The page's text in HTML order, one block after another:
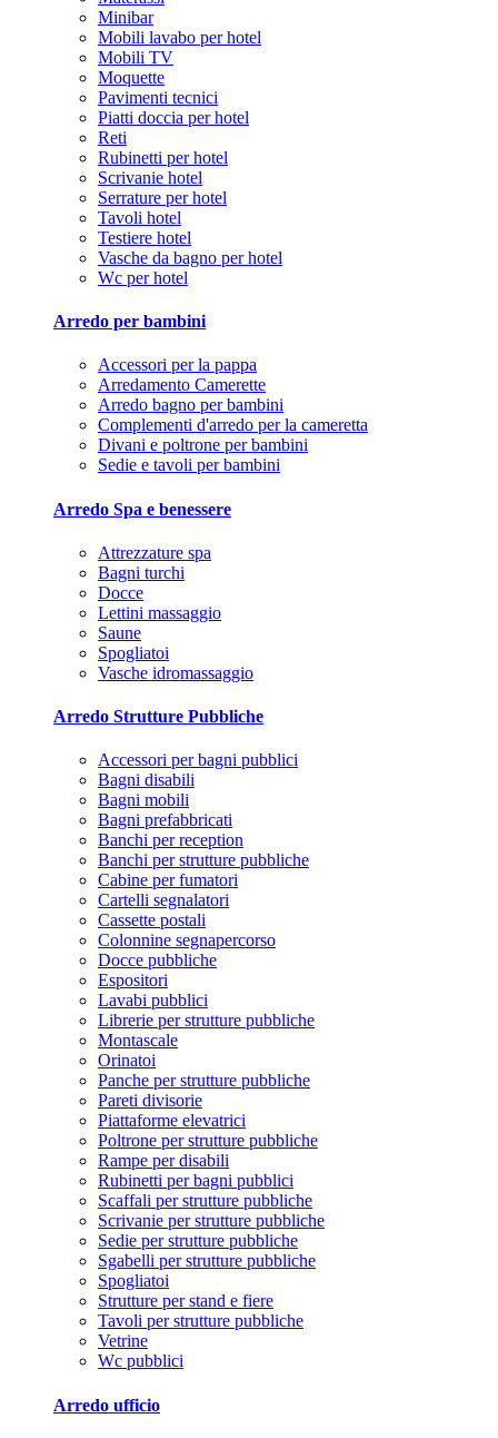
Minibar
Mobili lavabo per hotel
Mobili TV
Moquette
Pavimenti tecnici
Piatti doccia per hotel
Reti
Rubinetti per hotel
Scrivanie hotel
Serrature per hotel
Tavoli hotel
Testiere hotel
Vasche da bagno per hotel
Wc per hotel
Arredo per bambini
Accessori per la pappa
Arredamento Camerette
Arredo bagno per bambini
Complementi d'arredo per la cameretta
Divani e poltrone per bambini
Sedie e tavoli per bambini
Arredo Spa e benessere
Attrezzature spa
Bagni turchi
Docce
Lettini massaggio
Saune
Spogliatoi
Vasche idromassaggio
Arredo Strutture Pubbliche
Accessori per bagni pubblici
Bagni disabili
Bagni mobili
Bagni prefabbricati
Banchi per reception
Banchi per strutture pubbliche
Cabine per fumatori
Cartelli segnalatori
Cassette postali
Colonnine segnapercorso
Docce pubbliche
Espositori
Lavabi pubblici
Librerie per strutture pubbliche
Montascale
Orinatoi
Panche per strutture pubbliche
Pareti divisorie
Piattaforme elevatrici
Poltrone per strutture pubbliche
Rampe per disabili
Rubinetti per bagni pubblici
Scaffali per strutture pubbliche
Scrivanie per strutture pubbliche
Sedie per strutture pubbliche
Sgabelli per strutture pubbliche
Spogliatoi
Strutture per stand e fiere
Tavoli per strutture pubbliche
Vetrine
Wc pubblici
Arredo ufficio